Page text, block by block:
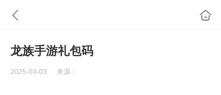
龙族手游礼包码
2025-03-03 来源：